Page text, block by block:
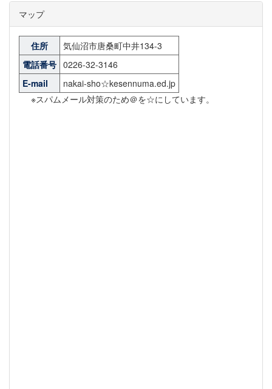
マップ
住所
気仙沼市唐桑町中井134-3
電話番号 0226-32-3146
E-mail
nakai-sho☆kesennuma.ed.jp
※スパムメール対策のため＠を☆にしています。